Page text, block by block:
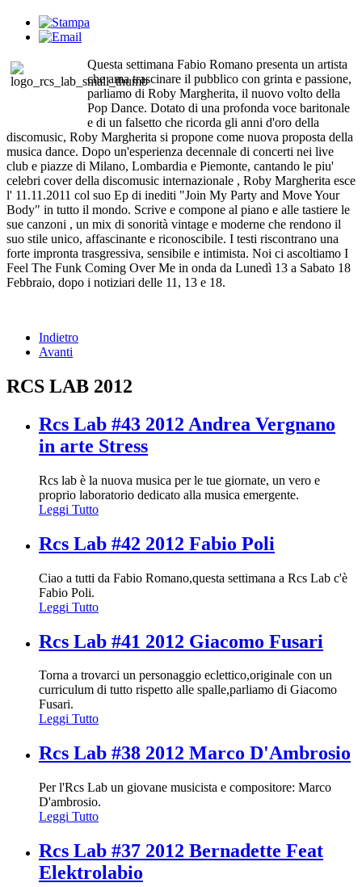
Questa settimana Fabio Romano presenta un artista
che ama trascinare il pubblico con grinta e passione,
parliamo di Roby Margherita, il nuovo volto della
Pop Dance. Dotato di una profonda voce baritonale
e di un falsetto che ricorda gli anni d'oro della
discomusic, Roby Margherita si propone come nuova proposta della
musica dance. Dopo un'esperienza decennale di concerti nei live
club e piazze di Milano, Lombardia e Piemonte, cantando le piu'
celebri cover della discomusic internazionale , Roby Margherita esce
l' 11.11.2011 col suo Ep di inediti "Join My Party and Move Your
Body" in tutto il mondo. Scrive e compone al piano e alle tastiere le
sue canzoni , un mix di sonorità vintage e moderne che rendono il
suo stile unico, affascinante e riconoscibile. I testi riscontrano una
forte impronta trasgressiva, sensibile e intimista. Noi ci ascoltiamo I
Feel The Funk Coming Over Me in onda da Lunedì 13 a Sabato 18
Febbraio, dopo i notiziari delle 11, 13 e 18.
Indietro
Avanti
RCS LAB 2012
Rcs Lab #43 2012 Andrea Vergnano
in arte Stress
Rcs lab è la nuova musica per le tue giornate, un vero e
proprio laboratorio dedicato alla musica emergente.
Leggi Tutto
Rcs Lab #42 2012 Fabio Poli
Ciao a tutti da Fabio Romano,questa settimana a Rcs Lab c'è
Fabio Poli.
Leggi Tutto
Rcs Lab #41 2012 Giacomo Fusari
Torna a trovarci un personaggio eclettico,originale con un
curriculum di tutto rispetto alle spalle,parliamo di Giacomo
Fusari.
Leggi Tutto
Rcs Lab #38 2012 Marco D'Ambrosio
Per l'Rcs Lab un giovane musicista e compositore: Marco
D'ambrosio.
Leggi Tutto
Rcs Lab #37 2012 Bernadette Feat
Elektrolabio